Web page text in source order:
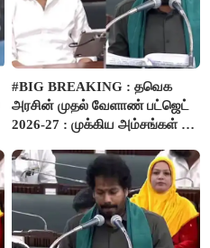
#BIG BREAKING : தவெக
அரசின் முதல் வேளாண் பட்ஜெட்
2026-27 : முக்கிய அம்சங்கள் ஓர்